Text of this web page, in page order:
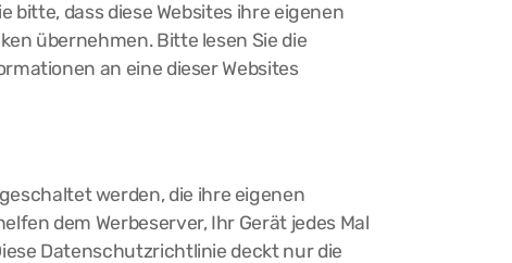
bitte, dass diese Websites ihre eigenen
übernehmen. Bitte lesen Sie die
an eine dieser Websites
werden, die ihre eigenen
dem Werbeserver, Ihr Gerät jedes Mal
Datenschutzrichtlinie deckt nur die